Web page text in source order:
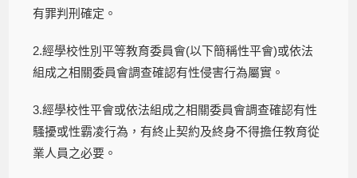
有罪判刑確定。
2.經學校性別平等教育委員會(以下簡稱性平會)或依法
組成之相關委員會調查確認有性侵害行為屬實。
3.經學校性平會或依法組成之相關委員會調查確認有性
騷擾或性霸凌行為，有終止契約及終身不得擔任教育從
業人員之必要。